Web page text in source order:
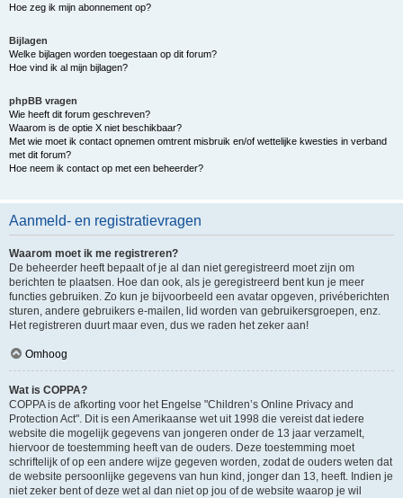
Hoe zeg ik mijn abonnement op?
Bijlagen
Welke bijlagen worden toegestaan op dit forum?
Hoe vind ik al mijn bijlagen?
phpBB vragen
Wie heeft dit forum geschreven?
Waarom is de optie X niet beschikbaar?
Met wie moet ik contact opnemen omtrent misbruik en/of wettelijke kwesties in verband
met dit forum?
Hoe neem ik contact op met een beheerder?
Aanmeld- en registratievragen
Waarom moet ik me registreren?
De beheerder heeft bepaalt of je al dan niet geregistreerd moet zijn om
berichten te plaatsen. Hoe dan ook, als je geregistreerd bent kun je meer
functies gebruiken. Zo kun je bijvoorbeeld een avatar opgeven, privéberichten
sturen, andere gebruikers e-mailen, lid worden van gebruikersgroepen, enz.
Het registreren duurt maar even, dus we raden het zeker aan!
Omhoog
Wat is COPPA?
COPPA is de afkorting voor het Engelse "Children’s Online Privacy and
Protection Act". Dit is een Amerikaanse wet uit 1998 die vereist dat iedere
website die mogelijk gegevens van jongeren onder de 13 jaar verzamelt,
hiervoor de toestemming heeft van de ouders. Deze toestemming moet
schriftelijk of op een andere wijze gegeven worden, zodat de ouders weten dat
de website persoonlijke gegevens van hun kind, jonger dan 13, heeft. Indien je
niet zeker bent of deze wet al dan niet op jou of de website waarop je wil